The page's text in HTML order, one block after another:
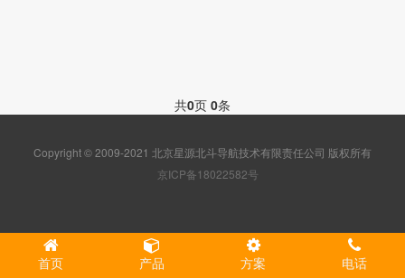
共0页 0条
Copyright © 2009-2021 北京星源北斗导航技术有限责任公司 版权所有
京ICP备18022582号
首页 产品 方案 电话